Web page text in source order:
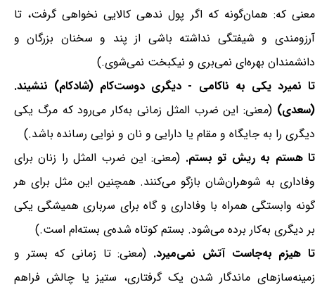
معنی که: همان‌گونه که اگر پول ندهی کالایی نخواهی گرفت، تا
آرزومندی و شیفتگی نداشته باشی از پند و سخنان بزرگان و
دانشمندان بهره‌ای نمی‌بری و نیکبخت نمی‌شوی.)
تا نمیرد یکی به ناکامی - دیگری دوست‌کام (شادکام) ننشیند.
(سعدی) (معنی: این ضرب المثل زمانی به‌کار می‌رود که مرگ یکی
دیگری را به جایگاه و مقام یا دارایی و نان و نوایی رسانده باشد.)
تا هستم به ریش تو بستم. (معنی: این ضرب المثل را زنان برای
وفاداری به شوهران‌شان بازگو می‌کنند. همچنین این مثل برای هر
گونه وابستگی همراه با وفاداری و گاه برای سرباری همیشگی یکی
بر دیگری به‌کار برده می‌شود. بستم کوتاه شده‌ی بسته‌ام است.)
تا هیزم به‌جاست آتش نمی‌میرد. (معنی: تا زمانی که بستر و
زمینه‌سازهای ماندگار شدن یک گرفتاری، ستیز یا چالش فراهم